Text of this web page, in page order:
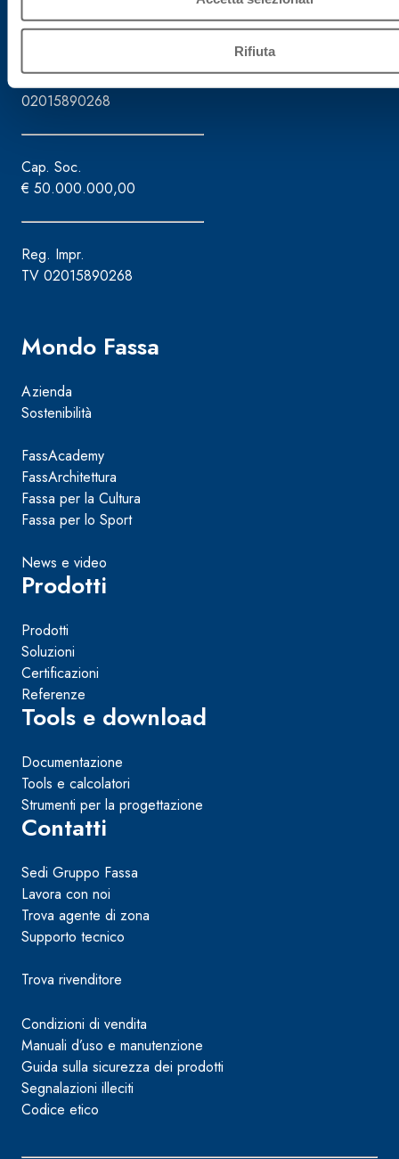
Rifiuta
C.F./P.IVA
02015890268
Cap. Soc.
€ 50.000.000,00
Reg. Impr.
TV 02015890268
Mondo Fassa
Azienda
Sostenibilità
FassAcademy
FassArchitettura
Fassa per la Cultura
Fassa per lo Sport
News e video
Prodotti
Prodotti
Soluzioni
Certificazioni
Referenze
Tools e download
Documentazione
Tools e calcolatori
Strumenti per la progettazione
Contatti
Sedi Gruppo Fassa
Lavora con noi
Trova agente di zona
Supporto tecnico
Trova rivenditore
Condizioni di vendita
Manuali d’uso e manutenzione
Guida sulla sicurezza dei prodotti
Segnalazioni illeciti
Codice etico